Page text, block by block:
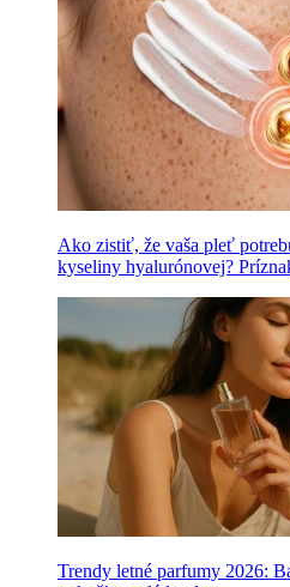
Ako zistiť, že vaša pleť
kyseliny hyalurónovej?
Trendy letné parfumy 2026: